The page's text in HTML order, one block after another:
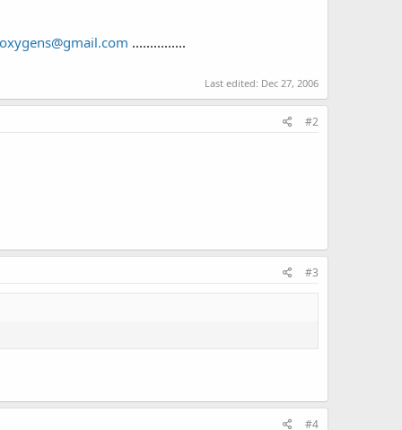
...............
Last edited: Dec 27, 2006
#2
#3
#4